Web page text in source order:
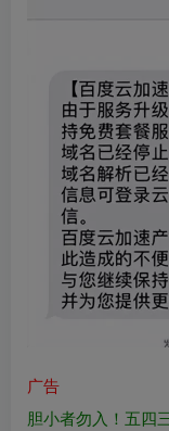
广告
胆小者勿入！五四